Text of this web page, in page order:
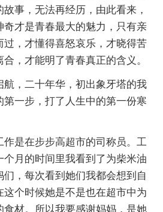
事，无法再经历，由此看来，
奇才是青春最大的魅力，只有亲
过，才懂得喜怒哀乐，才晓得苦
，才能明了青春真正的含义。
，二十年华，初出象牙塔的我
一步，打了人生中的第一份寒
是在步步高超市的司称员。工
个月的时间里我看到了为柴米油
，每次看到她们我都会想到自
这个时候她是不是也在超市中为
食材。所以我要感谢妈妈，是她